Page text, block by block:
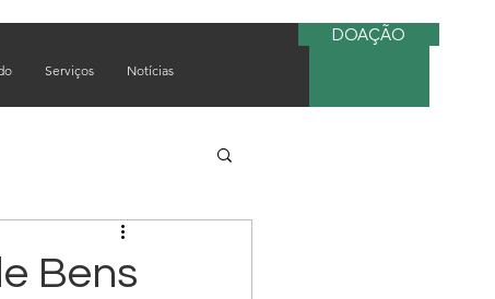
Serviços Notícias
DOAÇÃO
Bens